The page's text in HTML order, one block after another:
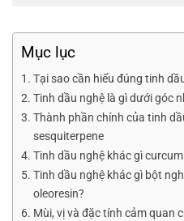
Mục lục
Tại sao cần hiểu đúng tinh
Tinh dầu nghệ là gì dưới góc
Thành phần chính của tinh
sesquiterpene
Tinh dầu nghệ khác gì
Tinh dầu nghệ khác gì bột
oleoresin?
Mùi, vị và đặc tính cảm quan